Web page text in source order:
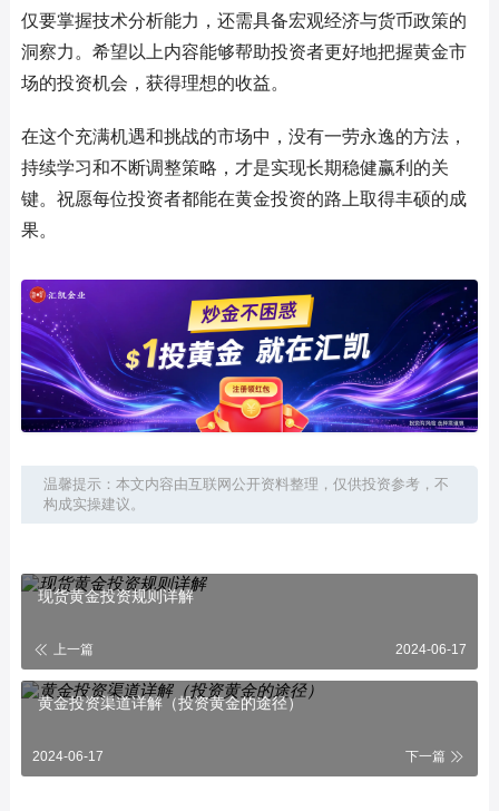
仅要掌握技术分析能力，还需具备宏观经济与货币政策的
洞察力。希望以上内容能够帮助投资者更好地把握黄金市
场的投资机会，获得理想的收益。
在这个充满机遇和挑战的市场中，没有一劳永逸的方法，
持续学习和不断调整策略，才是实现长期稳健赢利的关
键。祝愿每位投资者都能在黄金投资的路上取得丰硕的成
果。
温馨提示：本文内容由互联网公开资料整理，仅供投资参考，不
构成实操建议。
现货黄金投资规则详解
上一篇 2024-06-17
黄金投资渠道详解（投资黄金的途径）
2024-06-17 下一篇